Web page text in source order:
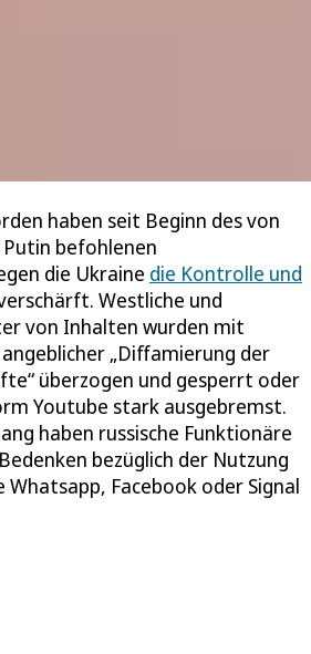
haben seit Beginn des von
befohlenen
die Ukraine die Kontrolle und
Westliche und
von Inhalten wurden mit
„Diffamierung der
überzogen und gesperrt oder
Youtube stark ausgebremst.
haben russische Funktionäre
bezüglich der Nutzung
Whatsapp, Facebook oder Signal